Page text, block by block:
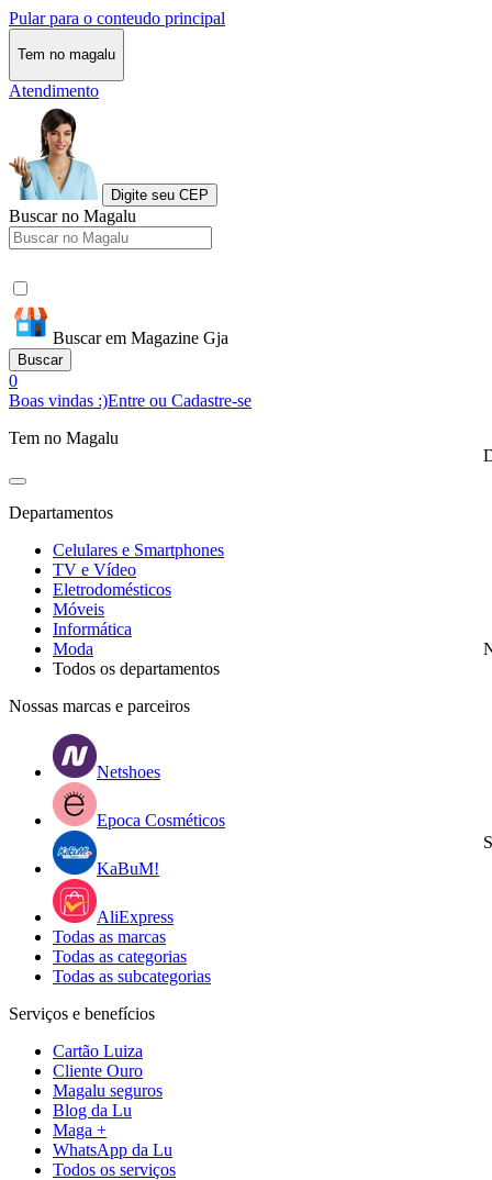
Pular para o conteudo principal
Tem no magalu
Atendimento
Digite seu CEP
Buscar no Magalu
Buscar em Magazine Gja
Buscar
0
Boas vindas :)Entre ou Cadastre-se
Tem no Magalu
Departamentos
Celulares e Smartphones
TV e Vídeo
Eletrodomésticos
Móveis
Informática
Moda
Todos os departamentos
Nossas marcas e parceiros
Netshoes
Epoca Cosméticos
KaBuM!
AliExpress
Todas as marcas
Todas as categorias
Todas as subcategorias
Serviços e benefícios
Cartão Luiza
Cliente Ouro
Magalu seguros
Blog da Lu
Maga +
WhatsApp da Lu
Todos os serviços